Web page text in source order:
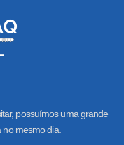
possuímos uma grande
no mesmo dia.